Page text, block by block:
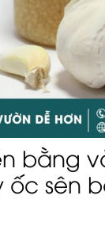
bằng
ốc sên